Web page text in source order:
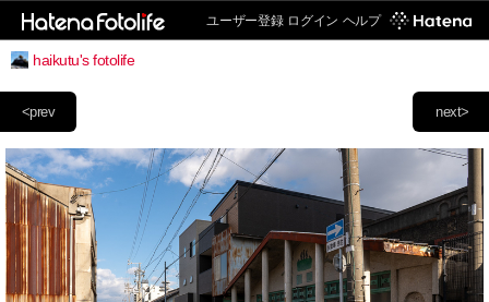
ユーザー登録 ログイン ヘルプ
haikutu's fotolife
next>
<prev